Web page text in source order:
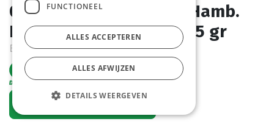
0307 Premium Brioche Hamb.
Bun Pastridor 4 x 15 x 85 gr
Bestelartikel
Vraag een account aan
FUNCTIONEEL
ALLES ACCEPTEREN
ALLES AFWIJZEN
DETAILS WEERGEVEN